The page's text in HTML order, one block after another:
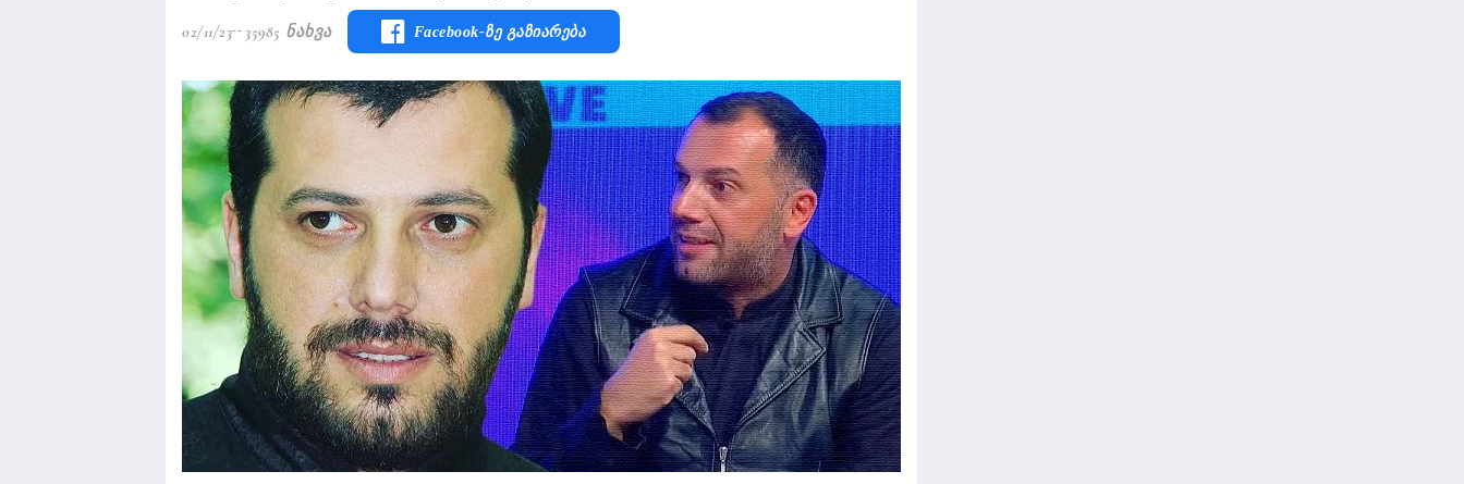
02/11/23 35985 Ნახვა Facebook-Ზე Გაზიარება